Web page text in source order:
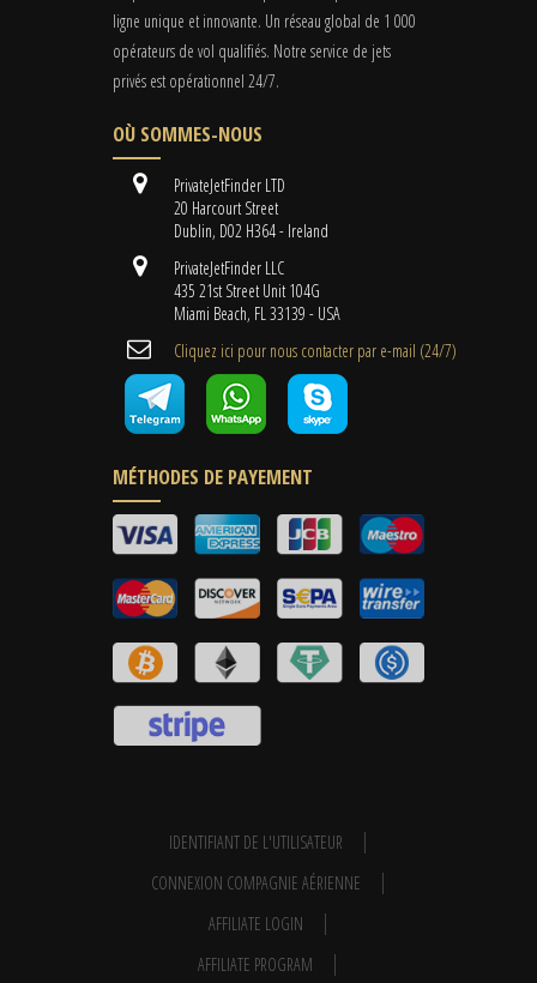
ligne unique et innovante. Un réseau global de 1 000
opérateurs de vol qualifiés. Notre service de jets
privés est opérationnel 24/7.
OÙ SOMMES-NOUS
PrivateJetFinder LTD
20 Harcourt Street
Dublin, D02 H364 - Ireland
PrivateJetFinder LLC
435 21st Street Unit 104G
Miami Beach, FL 33139 - USA
Cliquez ici pour nous contacter par e-mail (24/7)
MÉTHODES DE PAYEMENT
IDENTIFIANT DE L'UTILISATEUR
CONNEXION COMPAGNIE AÉRIENNE
AFFILIATE LOGIN
AFFILIATE PROGRAM